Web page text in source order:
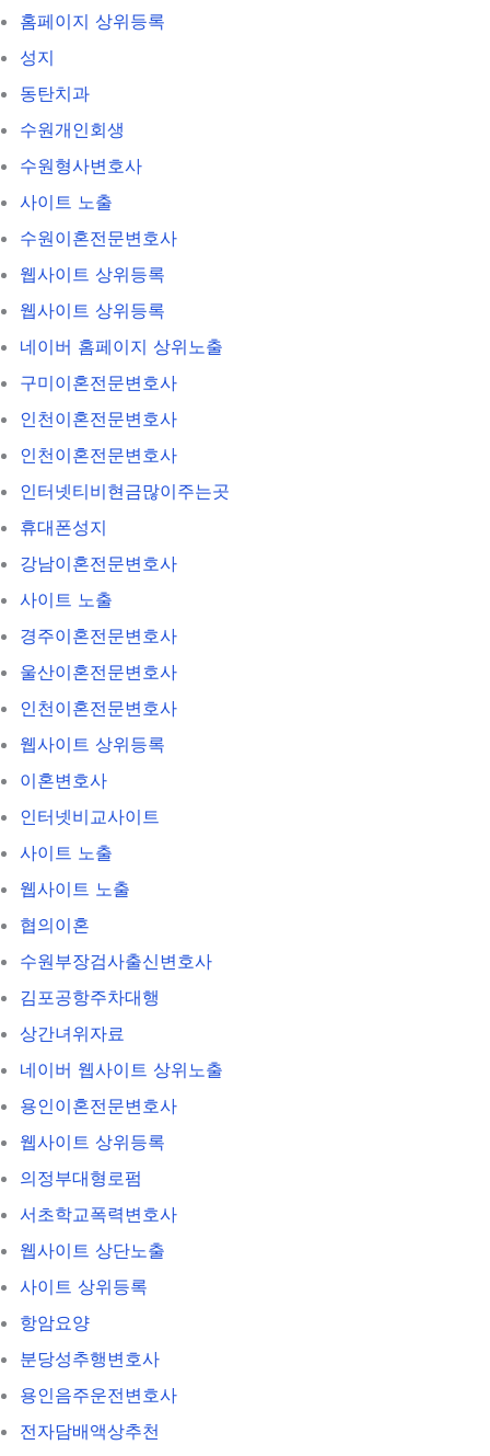
홈페이지 상위등록
성지
동탄치과
수원개인회생
수원형사변호사
사이트 노출
수원이혼전문변호사
웹사이트 상위등록
웹사이트 상위등록
네이버 홈페이지 상위노출
구미이혼전문변호사
인천이혼전문변호사
인천이혼전문변호사
인터넷티비현금많이주는곳
휴대폰성지
강남이혼전문변호사
사이트 노출
경주이혼전문변호사
울산이혼전문변호사
인천이혼전문변호사
웹사이트 상위등록
이혼변호사
인터넷비교사이트
사이트 노출
웹사이트 노출
협의이혼
수원부장검사출신변호사
김포공항주차대행
상간녀위자료
네이버 웹사이트 상위노출
용인이혼전문변호사
웹사이트 상위등록
의정부대형로펌
서초학교폭력변호사
웹사이트 상단노출
사이트 상위등록
항암요양
분당성추행변호사
용인음주운전변호사
전자담배액상추천